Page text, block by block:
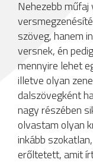
Nehezebb
szöveg, hanem
versnek, én
mennyire lehet
illetve olyan
dalszövegként
nagy részében
olvastam olyan
inkább
erőltetett, amit